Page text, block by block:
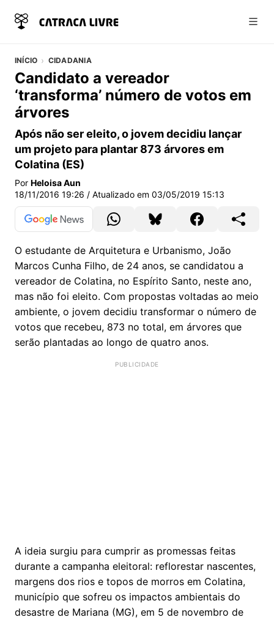
INÍCIO CIDADANIA
Candidato a vereador
‘transforma’ número de votos em
árvores
Após não ser eleito, o jovem decidiu lançar
um projeto para plantar 873 árvores em
Colatina (ES)
Por Heloisa Aun
18/11/2016 19:26 / Atualizado em 03/05/2019 15:13
O estudante de Arquitetura e Urbanismo, João
Marcos Cunha Filho, de 24 anos, se candidatou a
vereador de Colatina, no Espírito Santo, neste ano,
mas não foi eleito. Com propostas voltadas ao meio
ambiente, o jovem decidiu transformar o número de
votos que recebeu, 873 no total, em árvores que
serão plantadas ao longo de quatro anos.
A ideia surgiu para cumprir as promessas feitas
durante a campanha eleitoral: reflorestar nascentes,
margens dos rios e topos de morros em Colatina,
município que sofreu os impactos ambientais do
desastre de Mariana (MG), em 5 de novembro de